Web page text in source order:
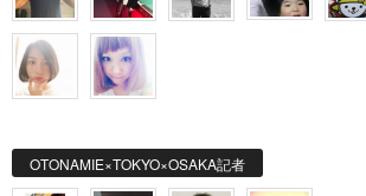
OTONAMIE×TOKYO×OSAKA記者